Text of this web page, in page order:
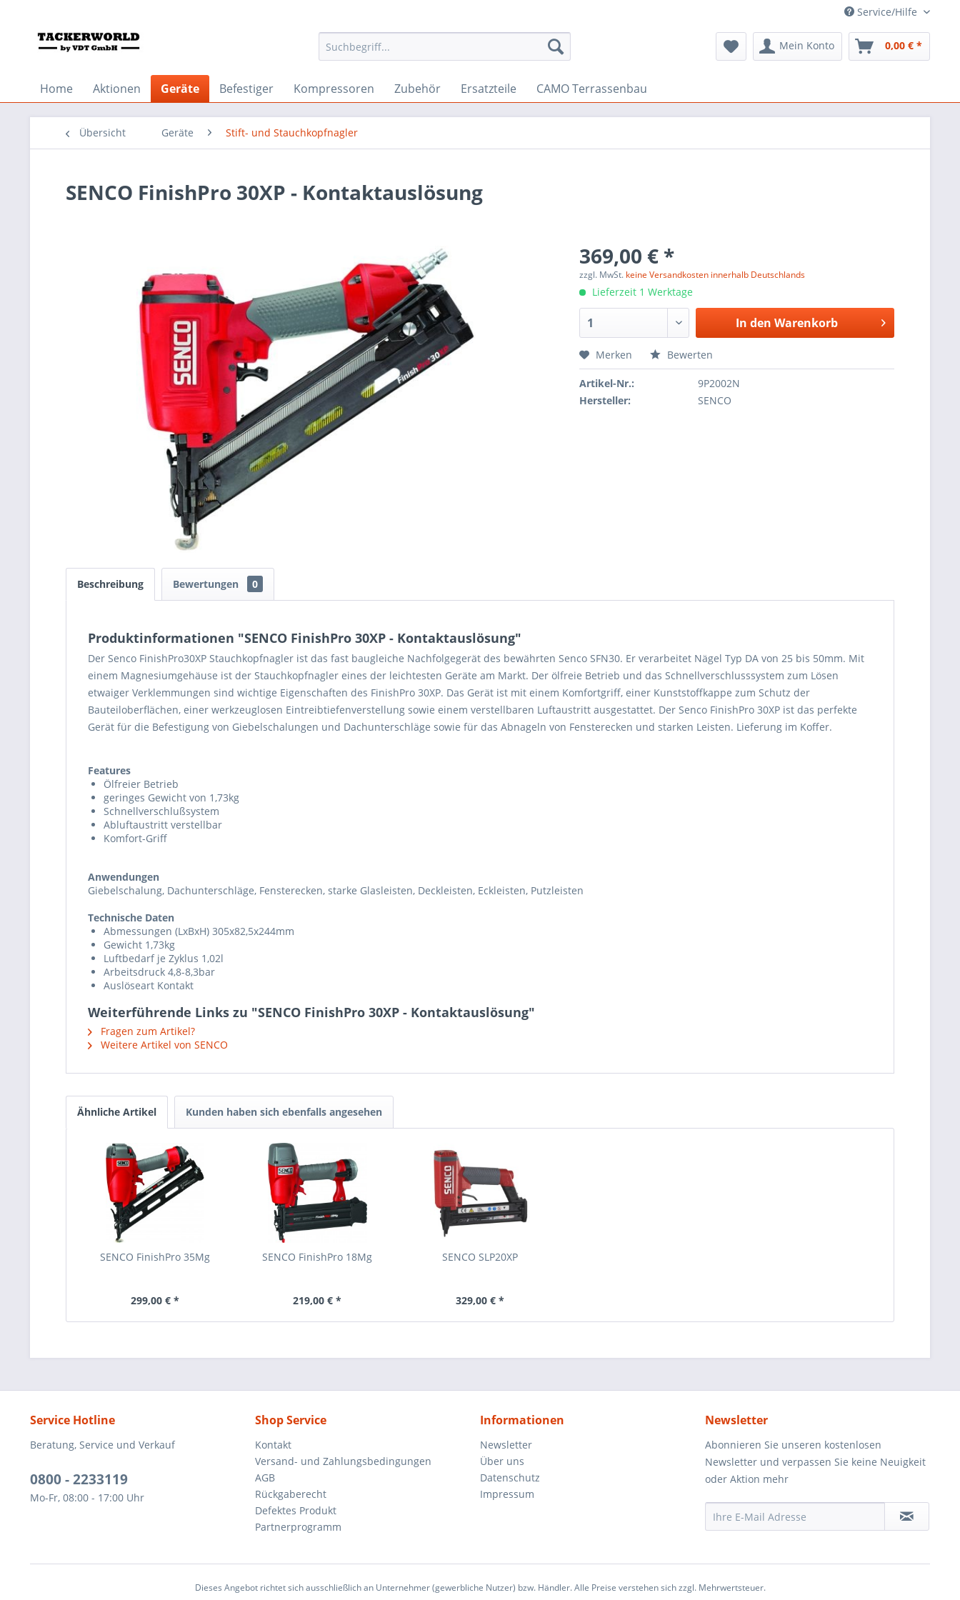
Service/Hilfe
Mein Konto 0,00 € *
Home Aktionen Geräte Befestiger Kompressoren Zubehör Ersatzteile CAMO Terrassenbau
Übersicht Geräte Stift- und Stauchkopfnagler
SENCO FinishPro 30XP - Kontaktauslösung
369,00 € *
zzgl. MwSt. keine Versandkosten innerhalb Deutschlands
Lieferzeit 1 Werktage
In den Warenkorb
Merken Bewerten
Artikel-Nr.:
9P2002N
Hersteller:
SENCO
Beschreibung Bewertungen 0
Produktinformationen "SENCO FinishPro 30XP - Kontaktauslösung"
Der Senco FinishPro30XP Stauchkopfnagler ist das fast baugleiche Nachfolgegerät des bewährten Senco SFN30. Er verarbeitet Nägel Typ DA von 25 bis 50mm. Mit
einem Magnesiumgehäuse ist der Stauchkopfnagler eines der leichtesten Geräte am Markt. Der ölfreie Betrieb und das Schnellverschlusssystem zum Lösen
etwaiger Verklemmungen sind wichtige Eigenschaften des FinishPro 30XP. Das Gerät ist mit einem Komfortgriff, einer Kunststoffkappe zum Schutz der
Bauteiloberflächen, einer werkzeuglosen Eintreibtiefenverstellung sowie einem verstellbaren Luftaustritt ausgestattet. Der Senco FinishPro 30XP ist das perfekte
Gerät für die Befestigung von Giebelschalungen und Dachunterschläge sowie für das Abnageln von Fensterecken und starken Leisten. Lieferung im Koffer.
Features
Ölfreier Betrieb
geringes Gewicht von 1,73kg
Schnellverschlußsystem
Abluftaustritt verstellbar
Komfort-Griff
Anwendungen
Giebelschalung, Dachunterschläge, Fensterecken, starke Glasleisten, Deckleisten, Eckleisten, Putzleisten
Technische Daten
Abmessungen (LxBxH) 305x82,5x244mm
Gewicht 1,73kg
Luftbedarf je Zyklus 1,02l
Arbeitsdruck 4,8-8,3bar
Auslöseart Kontakt
Weiterführende Links zu "SENCO FinishPro 30XP - Kontaktauslösung"
Fragen zum Artikel?
Weitere Artikel von SENCO
Ähnliche Artikel Kunden haben sich ebenfalls angesehen
SENCO FinishPro 35Mg
299,00 € *
SENCO FinishPro 18Mg
219,00 € *
SENCO SLP20XP
329,00 € *
Service Hotline
Beratung, Service und Verkauf
0800 - 2233119
Mo-Fr, 08:00 - 17:00 Uhr
Shop Service
Kontakt
Versand- und Zahlungsbedingungen
AGB
Rückgaberecht
Defektes Produkt
Partnerprogramm
Informationen
Newsletter
Über uns
Datenschutz
Impressum
Newsletter
Abonnieren Sie unseren kostenlosen
Newsletter und verpassen Sie keine Neuigkeit
oder Aktion mehr
Dieses Angebot richtet sich ausschließlich an Unternehmer (gewerbliche Nutzer) bzw. Händler. Alle Preise verstehen sich zzgl. Mehrwertsteuer.